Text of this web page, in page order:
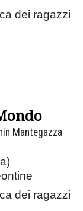
dei ragazzi
Mantegazza
dei ragazzi